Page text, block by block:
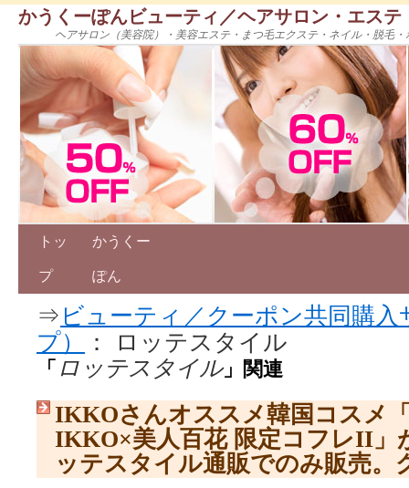
かうくーぽんビューティ／ヘアサロン・エス
ヘアサロン（美容院）・美容エステ・まつ毛エクステ・ネイル・脱毛
トッ
プ
かうくー
ぽん
⇒ ビューティ／クーポン共同購
プ）
： ロッテスタイル
「 ロッテスタイル」関連
IKKOさんオススメ韓国コスメ
IKKO×美人百花 限定コフレII」
ッテスタイル通販でのみ販売。